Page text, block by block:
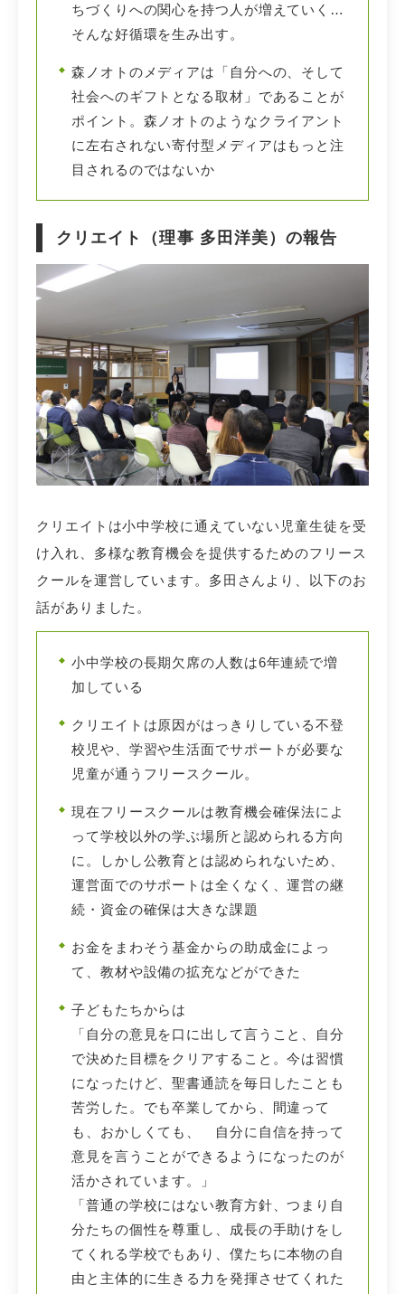
ちづくりへの関心を持つ人が増えていく…
そんな好循環を生み出す。
森ノオトのメディアは「自分への、そして
社会へのギフトとなる取材」であることが
ポイント。森ノオトのようなクライアント
に左右されない寄付型メディアはもっと注
目されるのではないか
クリエイト（理事 多田洋美）の報告
クリエイトは小中学校に通えていない児童生徒を受
け入れ、多様な教育機会を提供するためのフリース
クールを運営しています。多田さんより、以下のお
話がありました。
小中学校の長期欠席の人数は6年連続で増
加している
クリエイトは原因がはっきりしている不登
校児や、学習や生活面でサポートが必要な
児童が通うフリースクール。
現在フリースクールは教育機会確保法によ
って学校以外の学ぶ場所と認められる方向
に。
しかし公教育とは認められないため、
運営面でのサポートは全くなく、運営の継
続・資金の確保は大きな課題
お金をまわそう基金からの助成金によっ
て、教材や設備の拡充などができた
子どもたちからは
「自分の意見を口に出して言うこと、自分
で決めた目標をクリアすること。今は習慣
になったけど、聖書通読を毎日したことも
苦労した。でも卒業してから、間違って
も、おかしくても、 自分に自信を持って
意見を言うことができるようになったのが
活かされています。」
「普通の学校にはない教育方針、つまり自
分たちの個性を尊重し、成長の手助けをし
てくれる学校でもあり、僕たちに本物の自
由と主体的に生きる力を発揮させてくれた